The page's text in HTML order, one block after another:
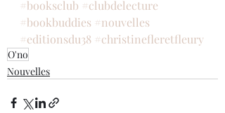
#booksclub #clubdelecture
#bookbuddies #nouvelles
#editionsdu38 #christinefleretfleury
O'no
Nouvelles